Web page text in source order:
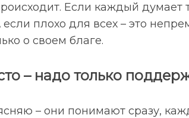
Если каждый думает
если плохо для всех – это
о своем благе.
– надо только
– они понимают сразу,